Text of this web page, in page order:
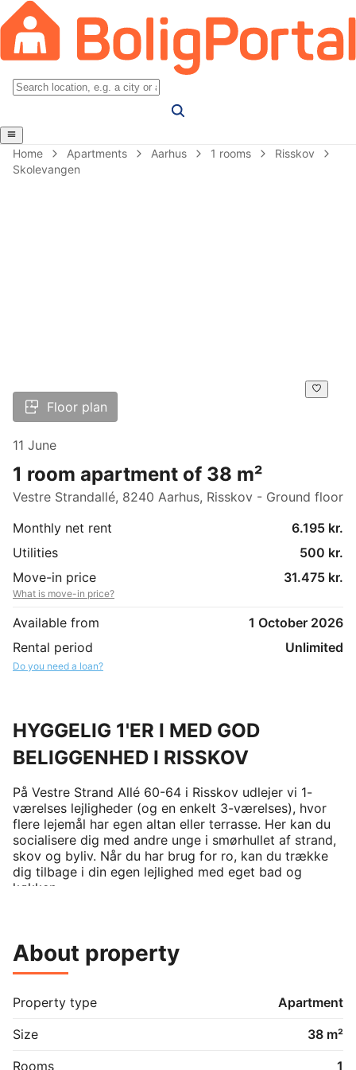
Home Apartments Aarhus 1 rooms
Risskov
Skolevangen
Floor plan
11 June
1 room apartment of 38 m²
Vestre Strandallé, 8240 Aarhus, Risskov - Ground floor
Monthly net rent
6.195 kr.
Utilities
500 kr.
Move-in price
31.475 kr.
What is move-in price?
Available from
1 October 2026
Rental period
Unlimited
Do you need a loan?
HYGGELIG 1'ER I MED GOD
BELIGGENHED I RISSKOV
På Vestre Strand Allé 60-64 i Risskov udlejer vi 1-
værelses lejligheder (og en enkelt 3-værelses), hvor
flere lejemål har egen altan eller terrasse. Her kan du
socialisere dig med andre unge i smørhullet af strand,
skov og byliv. Når du har brug for ro, kan du trække
dig tilbage i din egen lejlighed med eget bad og
køkken.
Vaskemaskine og tørretumbler er i et fælles vaskerum.
Lejere kan ansøge om tilladelse til at holde én indekat
og hund. Se vores samlede husdyrsregler her.
Der er 23 frie parkeringspladser ved ejendommen.
About property
Property type
Apartment
Size
38 m²
Rooms
1